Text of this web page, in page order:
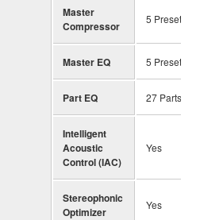
Master
Compressor
5 Preset +
Master EQ 5 Preset +
Part EQ 27 Parts
Intelligent
Acoustic
Control (IAC)
Yes
Stereophonic
Optimizer
Yes